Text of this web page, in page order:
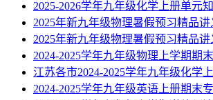
2025-2026学年九年级化学上册单元
2025年新九年级物理暑假预习精品讲
2025年新九年级物理暑假预习精品讲
2024-2025学年九年级物理上学期期
江苏各市2024-2025学年九年级化学
2024-2025学年九年级英语上册期末